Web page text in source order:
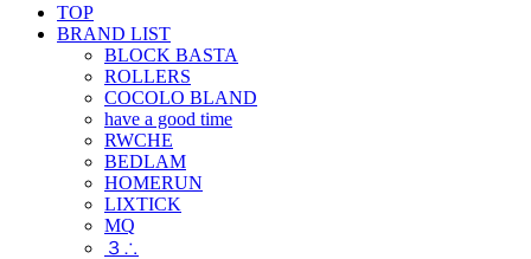
TOP
BRAND LIST
BLOCK BASTA
ROLLERS
COCOLO BLAND
have a good time
RWCHE
BEDLAM
HOMERUN
LIXTICK
MQ
３∴